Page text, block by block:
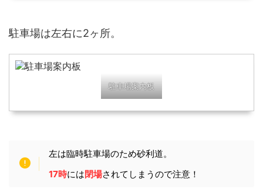
駐車場は左右に2ヶ所。
駐車場案内板
左は臨時駐車場のため砂利道。
17時には閉場されてしまうので注意！